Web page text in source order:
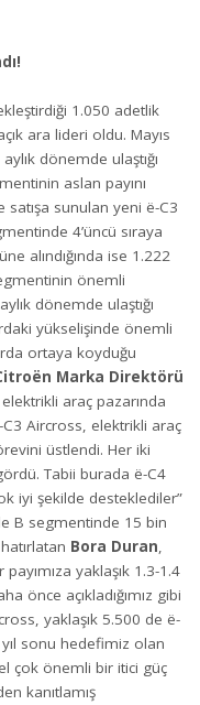
1.050 adetlik
ara lideri oldu. Mayıs
dönemde ulaştığı
aslan payını
sunulan yeni ë-C3
4’üncü sıraya
alındığında ise 1.222
önemli
dönemde ulaştığı
yükselişinde önemli
ortaya koyduğu
Marka Direktörü
araç pazarında
C3 Aircross, elektrikli araç
üstlendi. Her iki
Tabii burada ë-C4
iyi şekilde desteklediler”
B segmentinde 15 bin
Bora Duran,
yaklaşık 1.3-1.4
önce açıkladığımız gibi
yaklaşık 5.500 de ë-
sonu hedefimiz olan
çok önemli bir itici güç
kanıtlamış